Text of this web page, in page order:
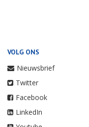
VOLG ONS
Nieuwsbrief
Twitter
Facebook
LinkedIn